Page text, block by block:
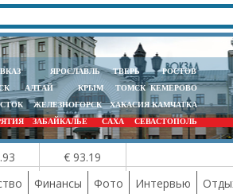
ЯРОСЛАВЛЬ ТВЕРЬ
РОСТОВ
АЛТАЙ КРЫМ ТОМСККЕМЕРОВО
ЖЕЛЕЗНОГОРСК ХАКАСИЯКАМЧАТКА
ЗАБАЙКАЛЬЕ САХА СЕВАСТОПОЛЬ
€ 93.19
Финансы Фото Интервью